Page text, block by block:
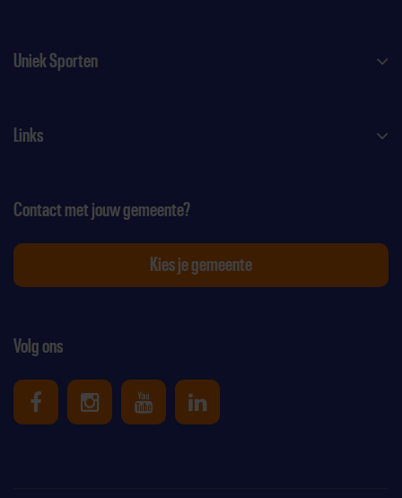
Uniek Sporten
Links
Volg ons
Uniek Sporten op Facebook
Uniek Sporten op Instagram
Uniek Sporten op Youtube
Uniek Sporten op
Contact met jouw gemeente?
Kies je gemeente